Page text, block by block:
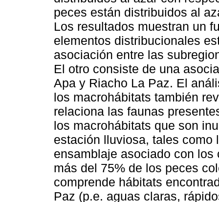
peces están distribuidos al
Los resultados muestran un
elementos distribucionales
asociación entre las
El otro consiste de una
Apa y Riacho La Paz. El
los macrohábitats también
relaciona las faunas
los macrohábitats que son
estación lluviosa, tales como
ensamblaje asociado con
más del 75% de los peces
comprende hábitats
Paz (p.e. aguas claras,